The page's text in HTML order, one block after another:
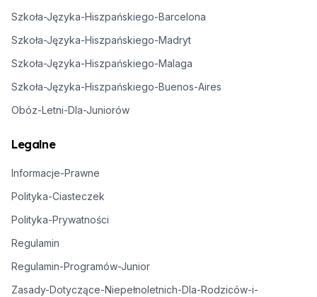
Szkoła-Języka-Hiszpańskiego-Barcelona
Szkoła-Języka-Hiszpańskiego-Madryt
Szkoła-Języka-Hiszpańskiego-Malaga
Szkoła-Języka-Hiszpańskiego-Buenos-Aires
Obóz-Letni-Dla-Juniorów
Legalne
Informacje-Prawne
Polityka-Ciasteczek
Polityka-Prywatności
Regulamin
Regulamin-Programów-Junior
Zasady-Dotyczące-Niepełnoletnich-Dla-Rodziców-i-